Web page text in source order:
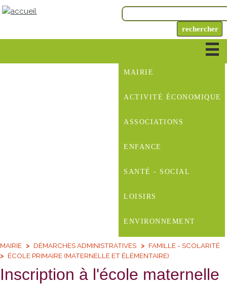
MAIRIE
ACTIVITÉ ÉCONOMIQUE
ASSOCIATIONS
ENFANCE
SANTÉ - SOCIAL
LOISIRS
ENVIRONNEMENT
MAIRIE DÉMARCHES ADMINISTRATIVES
FAMILLE - SCOLARITÉ
ÉCOLE PRIMAIRE (MATERNELLE ET ÉLÉMENTAIRE)
Inscription à l'école maternelle